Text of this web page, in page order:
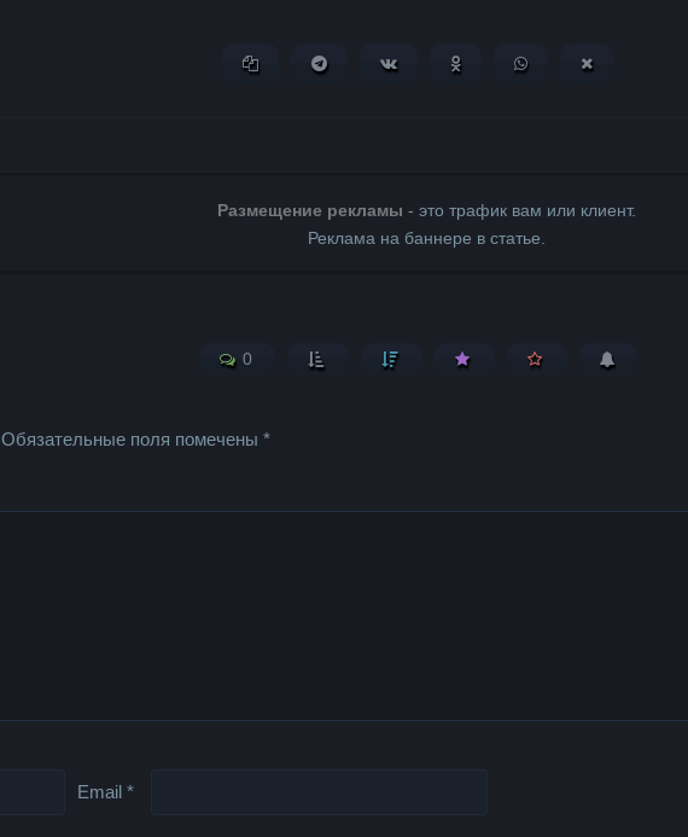
Копировать ссылкуПоделиться в Telegram
Поделиться ВКонтакте
Поделиться вПоделиться в
Размещение рекламы - это трафик вам или клиент.
Реклама на баннере в статье.
0
Обязательные поля помечены*
Email*